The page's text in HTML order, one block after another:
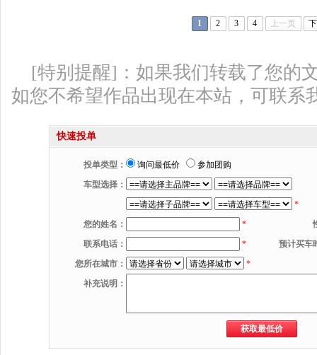
1 2 3 4 上一页
[特别提醒]：如果我们转载了您的
如您不希望作品出现在本站，可联系
快速投单
投单类型： 询问最低价
参加团购
车型选择：
*
您的姓名：
*
联系电话：
*
预计买车
您所在城市：
*
补充说明：